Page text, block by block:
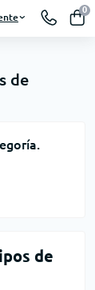
0
de
de